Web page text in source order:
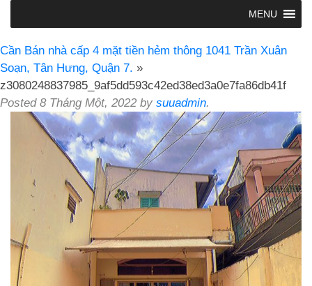
MENU
Cần Bán nhà cấp 4 mặt tiền hẻm thông 1041 Trần Xuân
Soạn, Tân Hưng, Quận 7. »
z3080248837985_9af5dd593c42ed38ed3a0e7fa86db41f
Posted 8 Tháng Một, 2022 by suuadmin.